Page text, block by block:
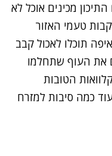
מכינים אוכל לא
טעמי האזור
תוכלו לאכול קבב
את העוף שתחלמו
הטובות
כמה סיבות למזרח